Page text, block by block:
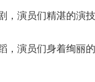
，演员们精湛的演
，演员们身着绚丽